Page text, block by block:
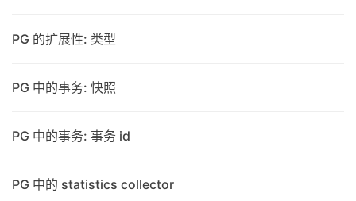
PG 的扩展性: 类型
PG 中的事务: 快照
PG 中的事务: 事务 id
PG 中的 statistics collector